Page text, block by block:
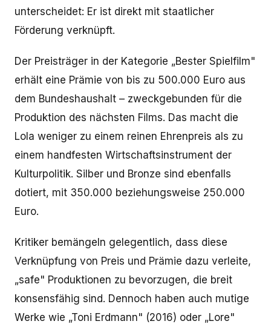
unterscheidet: Er ist direkt mit staatlicher
Förderung verknüpft.
Der Preisträger in der Kategorie „Bester Spielfilm"
erhält eine Prämie von bis zu 500.000 Euro aus
dem Bundeshaushalt – zweckgebunden für die
Produktion des nächsten Films. Das macht die
Lola weniger zu einem reinen Ehrenpreis als zu
einem handfesten Wirtschaftsinstrument der
Kulturpolitik. Silber und Bronze sind ebenfalls
dotiert, mit 350.000 beziehungsweise 250.000
Euro.
Kritiker bemängeln gelegentlich, dass diese
Verknüpfung von Preis und Prämie dazu verleite,
„safe" Produktionen zu bevorzugen, die breit
konsensfähig sind. Dennoch haben auch mutige
Werke wie „Toni Erdmann" (2016) oder „Lore"